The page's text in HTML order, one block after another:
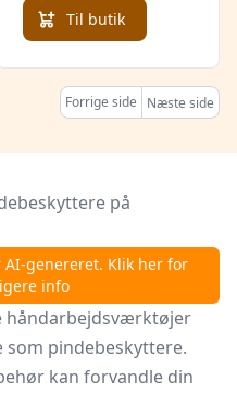
Til butik
Forrige side Næste side
på
genereret. Klik her for
info
håndarbejdsværktøjer
pindebeskyttere.
kan forvandle din